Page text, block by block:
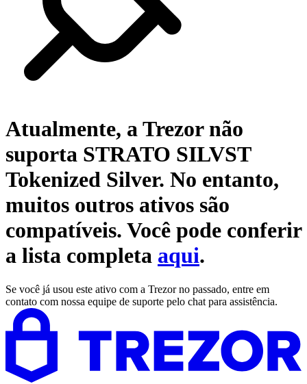
Atualmente, a Trezor não
suporta STRATO SILVST
Tokenized Silver. No entanto,
muitos outros ativos são
compatíveis. Você pode conferir
a lista completa aqui.
Se você já usou este ativo com a Trezor no passado, entre em
contato com nossa equipe de suporte pelo chat para assistência.